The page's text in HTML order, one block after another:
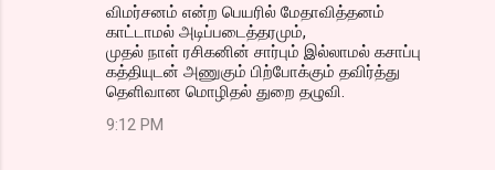
விமர்சனம் என்ற பெயரில் மேதாவித்தனம்
காட்டாமல் அடிப்படைத்தரமும்,
முதல் நாள் ரசிகனின் சார்பும் இல்லாமல் கசாப்பு
கத்தியுடன் அணுகும் பிற்போக்கும் தவிர்த்து
தெளிவான மொழிதல் துறை தழுவி.
9:12 PM